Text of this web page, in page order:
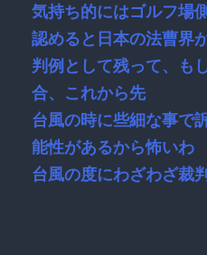
気持ち的にはゴルフ場
認めると日本の法曹界
判例として残って、も
合、これから先
台風の時に些細な事で
能性があるから怖いわ
台風の度にわざわざ裁